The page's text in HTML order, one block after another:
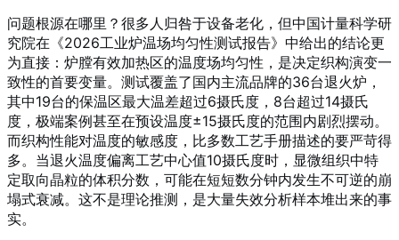
问题根源在哪里？很多人归咎于设备老化，但中国计量科学研
究院在《2026工业炉温场均匀性测试报告》中给出的结论更
为直接：炉膛有效加热区的温度场均匀性，是决定织构演变一
致性的首要变量。测试覆盖了国内主流品牌的36台退火炉，
其中19台的保温区最大温差超过6摄氏度，8台超过14摄氏
度，极端案例甚至在预设温度±15摄氏度的范围内剧烈摆动。
而织构性能对温度的敏感度，比多数工艺手册描述的要严苛得
多。当退火温度偏离工艺中心值10摄氏度时，显微组织中特
定取向晶粒的体积分数，可能在短短数分钟内发生不可逆的崩
塌式衰减。这不是理论推测，是大量失效分析样本堆出来的事
实。